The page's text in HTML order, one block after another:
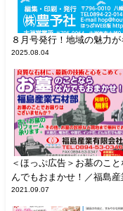
８月号発行！地域の魅力
2025.08.04
＜ほっぷ広告＞お墓のこと
んでもおまかせ！／福島産
2021.09.07